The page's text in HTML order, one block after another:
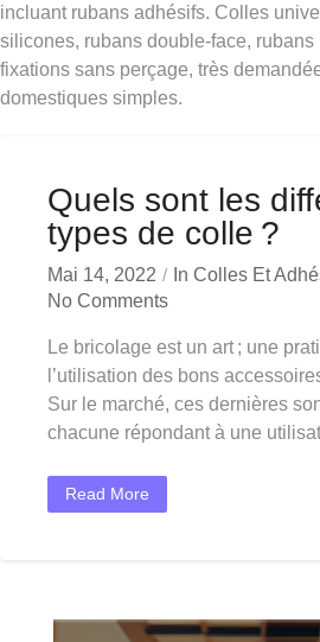
incluant rubans adhésifs. Colles
silicones, rubans double-face,
fixations sans perçage, très
domestiques simples.
Quels sont les
types de colle ?
Mai 14, 2022 In Colles Et
No Comments
Le bricolage est un art ; une
l’utilisation des bons
Sur le marché, ces dernières
chacune répondant à une
Read More